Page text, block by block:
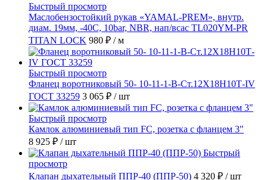
Быстрый просмотр
Маслобензостойкий рукав «YAMAL-PREM», внутр.
диам. 19мм, -40C, 10bar, NBR, нап/всас TL020YM-PR
TITAN LOCK 980 ₽ / м
Быстрый просмотр
Фланец воротниковый 50- 10-11-1-B-Ст.12Х18Н10Т-IV
ГОСТ 33259 3 065 ₽ / шт
Быстрый просмотр
Камлок алюминиевый тип FC, розетка с фланцем 3"
8 925 ₽ / шт
Быстрый
просмотр
Клапан дыхательный ППР-40 (ППР-50) 4 320 ₽ / шт